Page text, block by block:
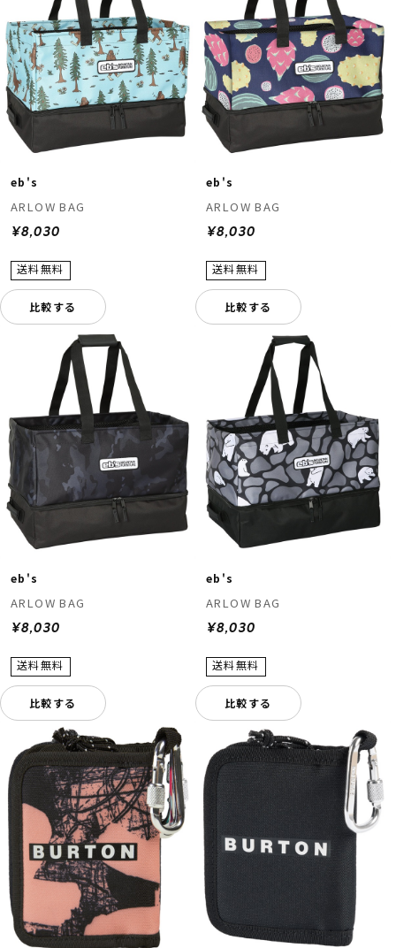
eb's
ARLOW BAG
¥8,030
比較する
eb's
ARLOW BAG
¥8,030
比較する
eb's
ARLOW BAG
¥8,030
比較する
eb's
ARLOW BAG
¥8,030
比較する